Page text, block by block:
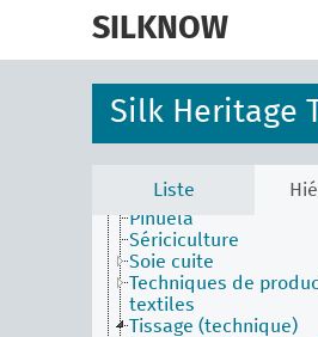
SILKNOW
Silk Heritage
Liste
Contexture
Filature (technique)
Filature de schappe
Imprimer (technique)
Nuancer
Piñuela
Sériciculture
Soie cuite
Techniques de
textiles
Tissage (technique)